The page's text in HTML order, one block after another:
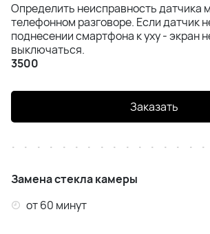
Определить неисправность датчика
телефонном разговоре. Если датчик
поднесении смартфона к уху - экран
выключаться.
3500
Заказать
Замена стекла камеры
от 60 минут